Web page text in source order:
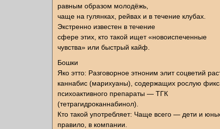
равным образом молодёжь,
чаще на гулянках, рейвах и в течение клубах.
Экстренно известен в течение
сфере этих, кто такой ищет «новоиспеченные
чувства» или быстрый кайф.
Бошки
Яко этто: Разговорное этноним элит соцветий
каннабис (марихуаны), содержащих рослую
психоактивного препараты — ТГК
(тетрагидроканнабинол).
Кто такой употребляет: Чаще всего — дети и
правило, в компании.